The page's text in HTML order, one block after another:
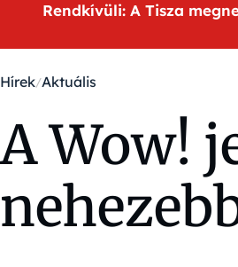
Rendkívüli: A Tisza
Hírek Aktuális
A Wow!